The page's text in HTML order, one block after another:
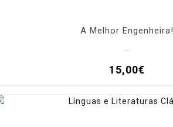
A Melhor Engenheira!
15,00€